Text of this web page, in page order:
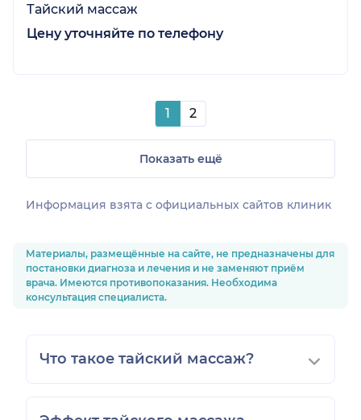
Тайский массаж
Цену уточняйте по телефону
1 2
Показать ещё
Информация взята c официальных сайтов клиник
Материалы, размещённые на сайте, не предназначены для
постановки диагноза и лечения и не заменяют приём
врача. Имеются противопоказания. Необходима
консультация специалиста.
Что такое тайский массаж?